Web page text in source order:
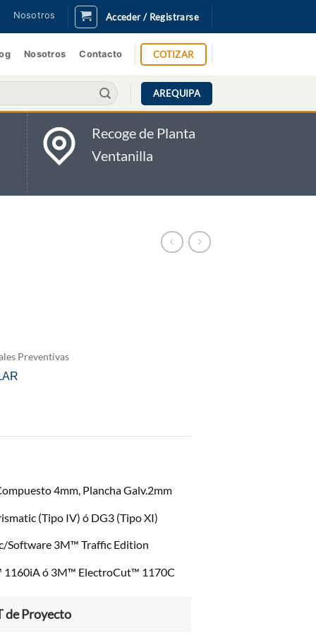
Nosotros Acceder / Registrarse
Nosotros Contacto COTIZAR
AREQUIPA
Recoge de Planta
Ventanilla
Preventivas
4mm, Plancha Galv.2mm
(Tipo IV) ó DG3 (Tipo XI)
Software 3M™ Traffic Edition
ó 3M™ ElectroCut™ 1170C
de Proyecto